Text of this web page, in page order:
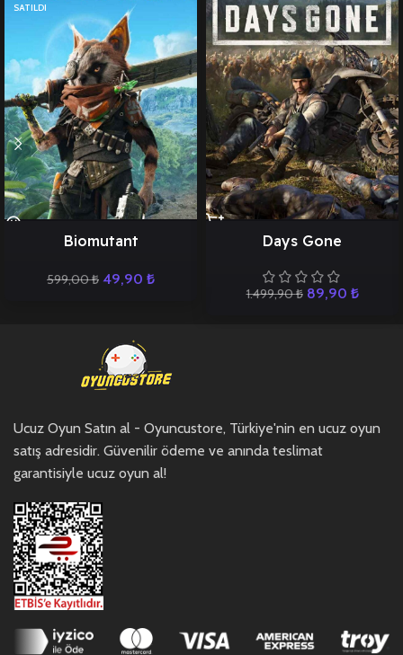
SATILDI
Biomutant
599,00₺ 49,90 ₺
Days Gone
1.499,90₺ 89,90 ₺
Ucuz Oyun Satın al - Oyuncustore, Türkiye'nin en ucuz oyun
satış adresidir. Güvenilir ödeme ve anında teslimat
garantisiyle ucuz oyun al!